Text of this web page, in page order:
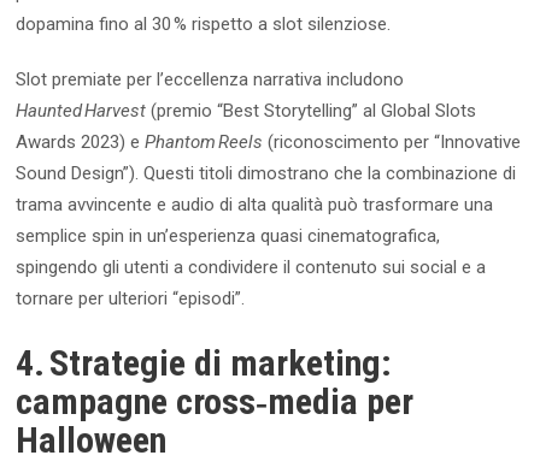
dopamina fino al 30 % rispetto a slot silenziose.
Slot premiate per l’eccellenza narrativa includono
Haunted Harvest (premio “Best Storytelling” al Global Slots
Awards 2023) ePhantom Reels (riconoscimento per “Innovative
Sound Design”). Questi titoli dimostrano che la combinazione di
trama avvincente e audio di alta qualità può trasformare una
semplice spin in un’esperienza quasi cinematografica,
spingendo gli utenti a condividere il contenuto sui social e a
tornare per ulteriori “episodi”.
4. Strategie di marketing:
campagne cross‑media per
Halloween